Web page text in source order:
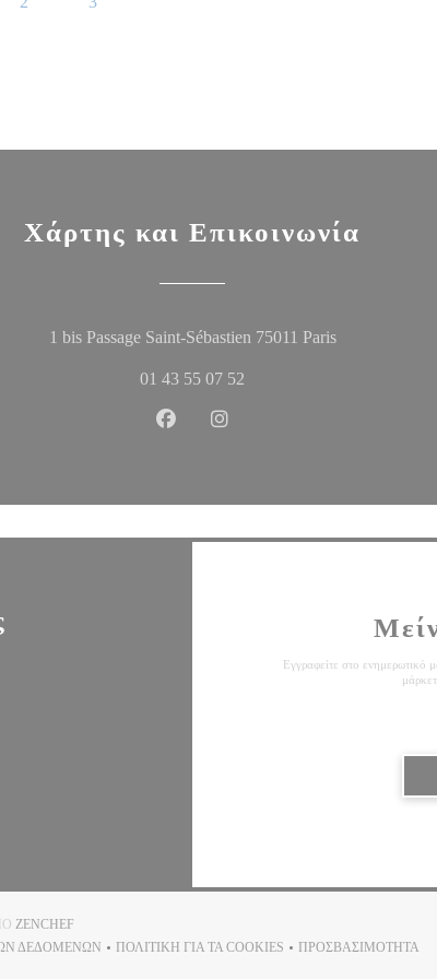
Χάρτης και Επικοινωνία
1 bis Passage Saint-Sébastien 75011 Paris((ανοίγει σε
01 43 55 07 52
Facebook ((ανοίγει σε νέο
Εγγραφείτε στο ενημερωτικό
ZENCHEF
ΔΕΔΟΜΈΝΩΝ ΠΟΛΙΤΙΚΉ ΓΙΑ ΤΑ COOKIES ΠΡΟΣΒΑΣΙΜΌΤΗΤΑ